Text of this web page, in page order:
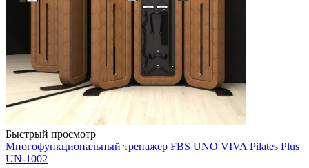
Быстрый просмотр
Многофункциональный тренажер FBS UNO VIVA Pilates Plus
UN-1002